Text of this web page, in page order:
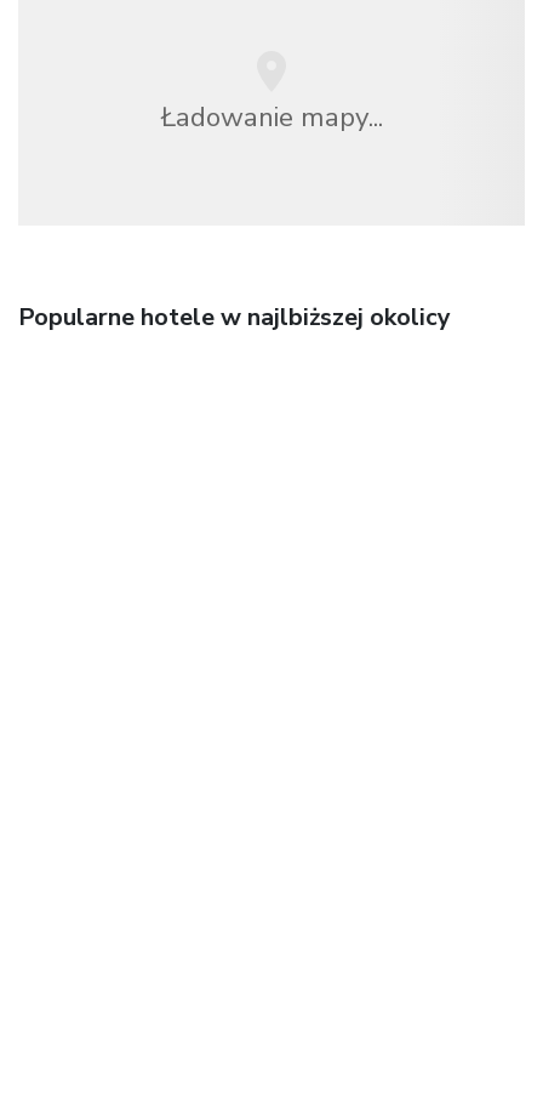
Ładowanie mapy...
Popularne hotele w najlbiższej okolicy